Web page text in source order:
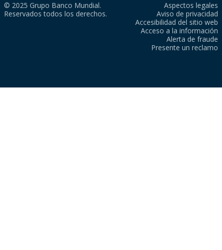
© 2025 Grupo Banco Mundial.
Reservados todos los derechos.
Aspectos legales
Aviso de privacidad
Accesibilidad del sitio web
Acceso a la información
Alerta de fraude
Presente un reclamo